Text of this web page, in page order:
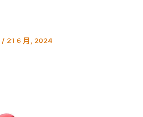
/ 21 6 月, 2024
圍：